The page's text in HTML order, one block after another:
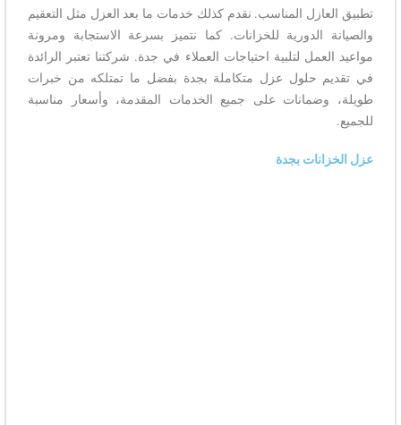
تطبيق العازل المناسب. نقدم كذلك خدمات ما بعد العزل مثل التعقيم
والصيانة الدورية للخزانات. كما نتميز بسرعة الاستجابة ومرونة
مواعيد العمل لتلبية احتياجات العملاء في جدة. شركتنا تعتبر الرائدة
في تقديم حلول عزل متكاملة بجدة بفضل ما تمتلكه من خبرات
طويلة، وضمانات على جميع الخدمات المقدمة، وأسعار مناسبة
للجميع.
عزل الخزانات بجدة